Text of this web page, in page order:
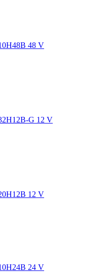
48 V
G 12 V
12 V
24 V